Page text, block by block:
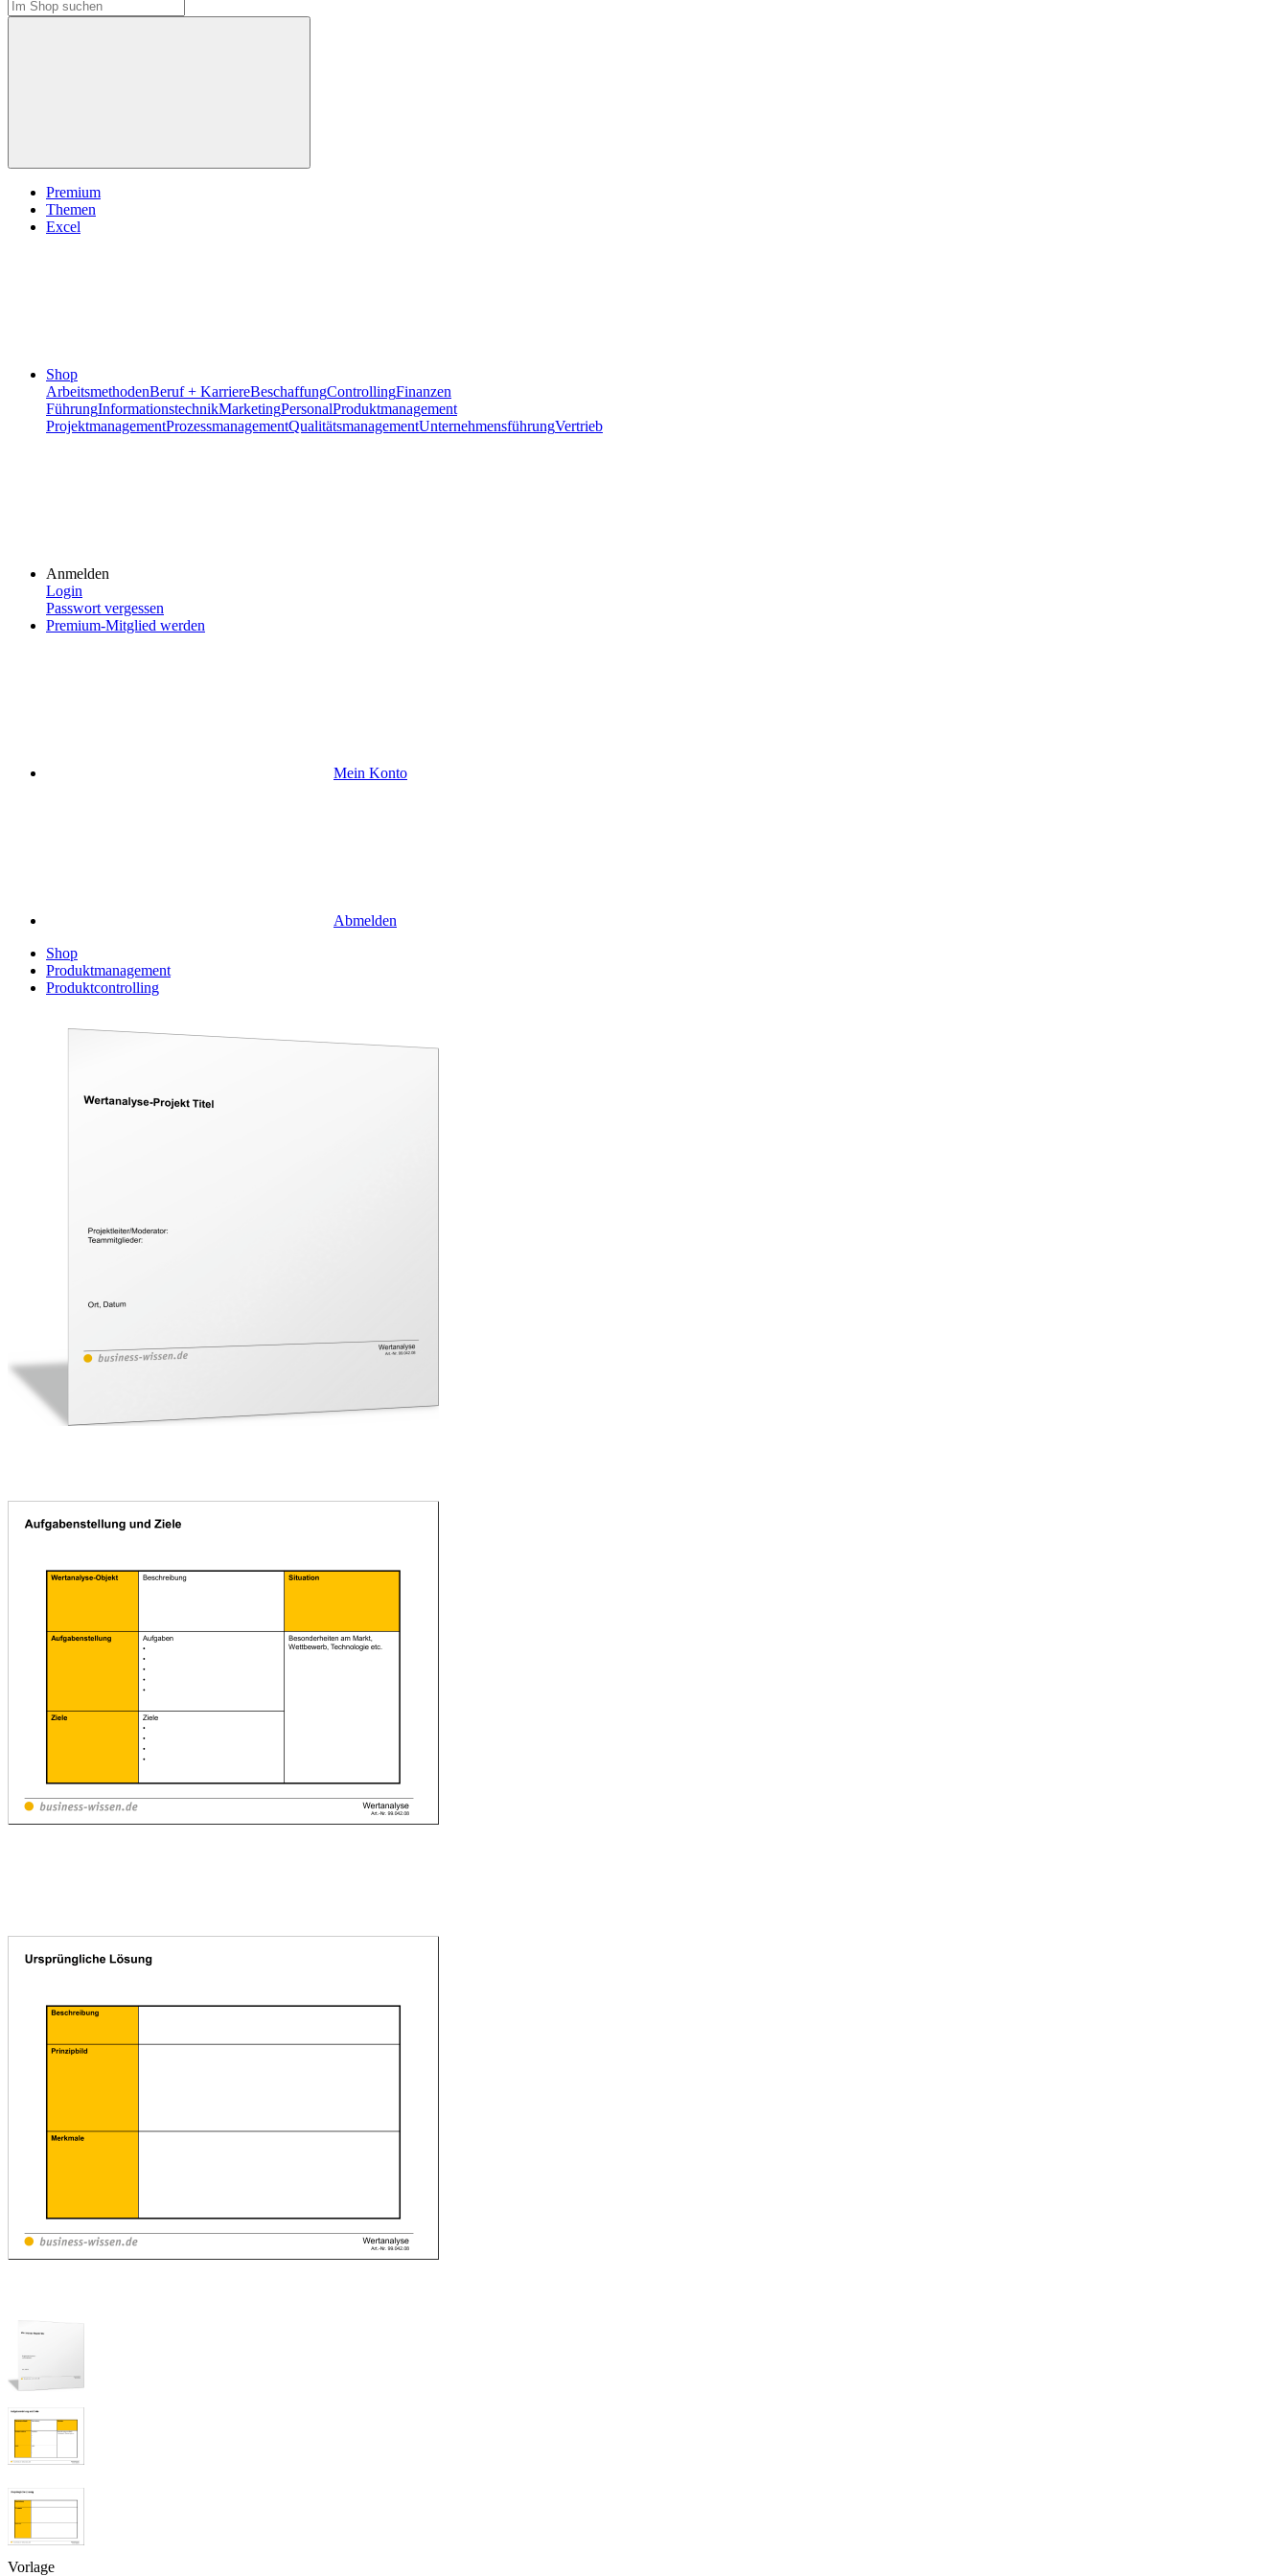
Premium
Themen
Excel
Shop
ArbeitsmethodenBeruf + KarriereBeschaffungControllingFinanzen
FührungInformationstechnikMarketingPersonalProduktmanagement
ProjektmanagementProzessmanagementQualitätsmanagementUnternehmensführungVertrieb
Anmelden
Login
Passwort vergessen
Premium-Mitglied werden
Mein Konto
Abmelden
Shop
Produktmanagement
Produktcontrolling
Vorlage